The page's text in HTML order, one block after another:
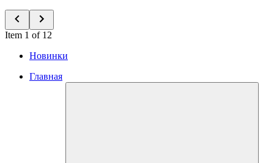
Item 1 of 12
Новинки
Главная